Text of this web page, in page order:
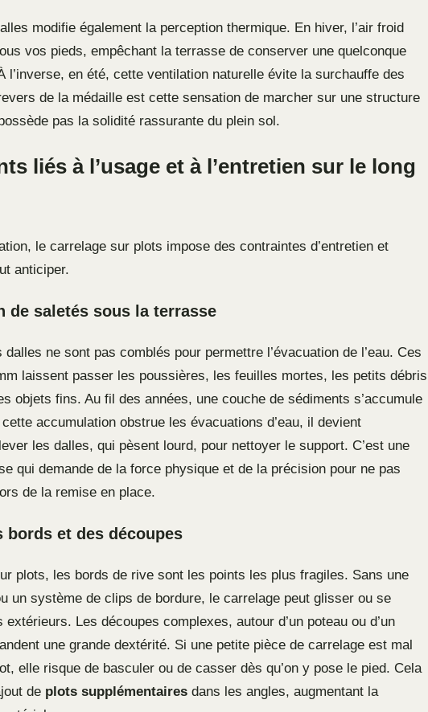
modifie également la perception thermique. En hiver, l’air froid
vos pieds, empêchant la terrasse de conserver une quelconque
l’inverse, en été, cette ventilation naturelle évite la surchauffe des
de la médaille est cette sensation de marcher sur une structure
pas la solidité rassurante du plein sol.
liés à l’usage et à l’entretien sur le long
le carrelage sur plots impose des contraintes d’entretien et
anticiper.
de saletés sous la terrasse
dalles ne sont pas comblés pour permettre l’évacuation de l’eau. Ces
laissent passer les poussières, les feuilles mortes, les petits débris
objets fins. Au fil des années, une couche de sédiments s’accumule
accumulation obstrue les évacuations d’eau, il devient
les dalles, qui pèsent lourd, pour nettoyer le support. C’est une
qui demande de la force physique et de la précision pour ne pas
de la remise en place.
bords et des découpes
plots, les bords de rive sont les points les plus fragiles. Sans une
un système de clips de bordure, le carrelage peut glisser ou se
Les découpes complexes, autour d’un poteau ou d’un
une grande dextérité. Si une petite pièce de carrelage est mal
elle risque de basculer ou de casser dès qu’on y pose le pied. Cela
de plots supplémentaires dans les angles, augmentant la